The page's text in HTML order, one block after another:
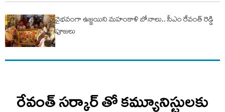
వైభవంగా ఉజ్జయిని మహంకాళి బోనాలు.. సీఎం రేవంత్ రెడ్డి
పూజలు
రేవంత్ సర్కార్ తో కమ్యూనిస్టులకు